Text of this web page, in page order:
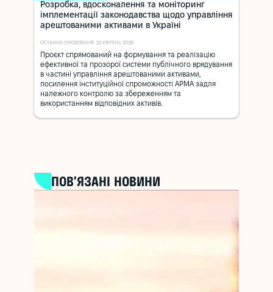
Розробка, вдосконалення та моніторинг
імплементації законодавства щодо управління
арештованими активами в Україні
ОСТАННЄ ОНОВЛЕННЯ: 22 КВІТЕНЬ 2026
Проєкт спрямований на формування та реалізацію
ефективної та прозорої системи публічного врядування
в частині управління арештованими активами,
посилення інституційної спроможності АРМА задля
належного контролю за збереженням та
використанням відповідних активів.
ПОВ’ЯЗАНІ НОВИНИ